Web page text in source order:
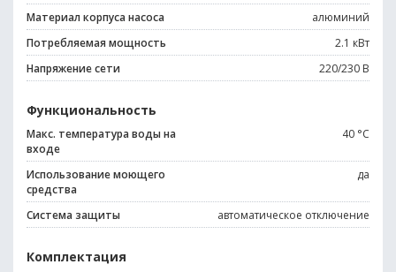
Материал корпуса насоса
алюминий
Потребляемая мощность
2.1 кВт
Напряжение сети
220/230 В
Функциональность
Макс. температура воды на
входе
40 °С
Использование моющего
средства
да
Система защиты автоматическое отключение
Комплектация